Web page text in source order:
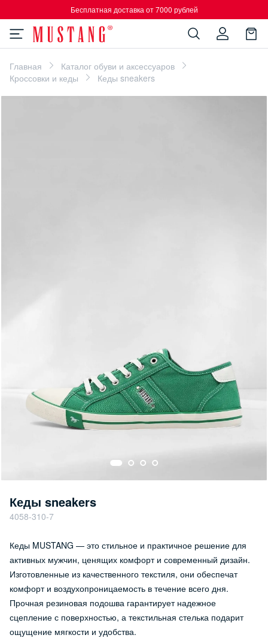
Бесплатная доставка от 7000 рублей
Главная
Каталог обуви и аксессуаров
Кроссовки и кеды
Кеды sneakers
Кеды sneakers
4058-310-7
Кеды MUSTANG — это стильное и практичное решение для
активных мужчин, ценящих комфорт и современный дизайн.
Изготовленные из качественного текстиля, они обеспечат
комфорт и воздухопроницаемость в течение всего дня.
Прочная резиновая подошва гарантирует надежное
сцепление с поверхностью, а текстильная стелька подарит
ощущение мягкости и удобства.